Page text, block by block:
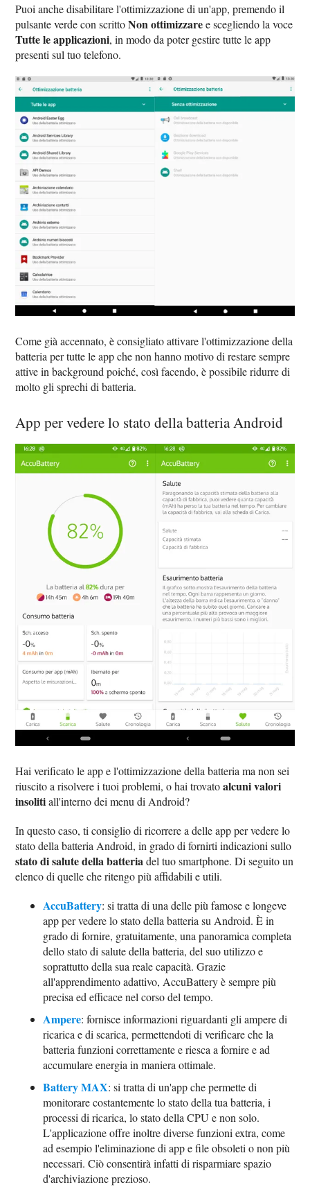
Puoi anche disabilitare l'ottimizzazione di un'app, premendo il
pulsante verde con scrittoNon ottimizzaree scegliendo la voce
Tutte le applicazioni, in modo da poter gestire tutte le app
presenti sul tuo telefono.
Come già accennato, è consigliato attivare l'ottimizzazione della
batteria per tutte le app che non hanno motivo di restare sempre
attive in background poiché, così facendo, è possibile ridurre di
molto gli sprechi di batteria.
App per vedere lo stato della batteria Android
Hai verificato le app e l'ottimizzazione della batteria ma non sei
riuscito a risolvere i tuoi problemi, o hai trovatoalcuni valori
insolitiall'interno dei menu di Android?
In questo caso, ti consiglio di ricorrere a delle app per vedere lo
stato della batteria Android, in grado di fornirti indicazioni sullo
stato di salute della batteriadel tuo smartphone. Di seguito un
elenco di quelle che ritengo più affidabili e utili.
AccuBattery: si tratta di una delle più famose e longeve
app per vedere lo stato della batteria su Android. È in
grado di fornire, gratuitamente, una panoramica completa
dello stato di salute della batteria, del suo utilizzo e
soprattutto della sua reale capacità. Grazie
all'apprendimento adattivo, AccuBattery è sempre più
precisa ed efficace nel corso del tempo.
Ampere: fornisce informazioni riguardanti gli ampere di
ricarica e di scarica, permettendoti di verificare che la
batteria funzioni correttamente e riesca a fornire e ad
accumulare energia in maniera ottimale.
Battery MAX: si tratta di un'app che permette di
monitorare costantemente lo stato della tua batteria, i
processi di ricarica, lo stato della CPU e non solo.
L'applicazione offre inoltre diverse funzioni extra, come
ad esempio l'eliminazione di app e file obsoleti o non più
necessari. Ciò consentirà infatti di risparmiare spazio
d'archiviazione prezioso.